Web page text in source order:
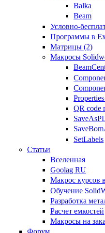
Balka
Beam
Условно-
Программы в
Матрицы (2)
Макросы
QR code
SetLabels
Статьи
Вселенная
Goolag RU
Макрос курсов
Обучение
Разработка
Расчет емкостей
Макросы на